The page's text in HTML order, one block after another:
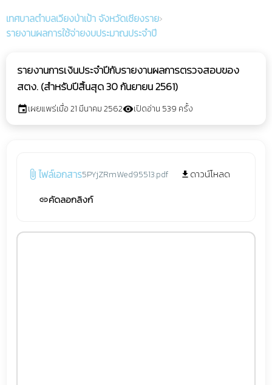
เทศบาลตำบลเวียงป่าเป้า จังหวัดเชียงราย›
รายงานผลการใช้จ่ายงบประมาณประจำปี
รายงานการเงินประจำปีกับรายงานผลการตรวจสอบของ
สตง. (สำหรับปีสิ้นสุด 30 กันยายน 2561)
eventเผยแพร่เมื่อ 21 มีนาคม 2562visibilityเปิดอ่าน 539 ครั้ง
attach_fileไฟล์เอกสาร5PYjZRmWed95513.pdf file_download ดาวน์โหลด
linkคัดลอกลิงก์